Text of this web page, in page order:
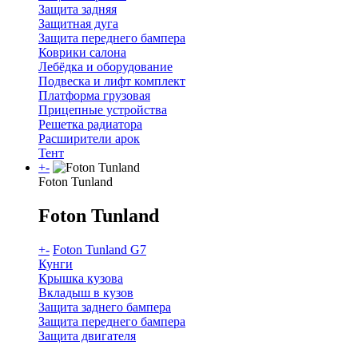
Защита задняя
Защитная дуга
Защита переднего бампера
Коврики салона
Лебёдка и оборудование
Подвеска и лифт комплект
Платформа грузовая
Прицепные устройства
Решетка радиатора
Расширители арок
Тент
+-
Foton Tunland
Foton Tunland
+- Foton Tunland G7
Кунги
Крышка кузова
Вкладыш в кузов
Защита заднего бампера
Защита переднего бампера
Защита двигателя